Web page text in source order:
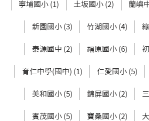
寧埔國小 (1) 土坂國小 (2) 蘭嶼
新園國小 (3) 竹湖國小 (4)
泰源國中 (2) 福原國小 (6)
育仁中學(國中) (1) 仁愛國小 (5)
美和國小 (5) 錦屏國小 (2)
賓茂國小 (5) 寶桑國小 (2)